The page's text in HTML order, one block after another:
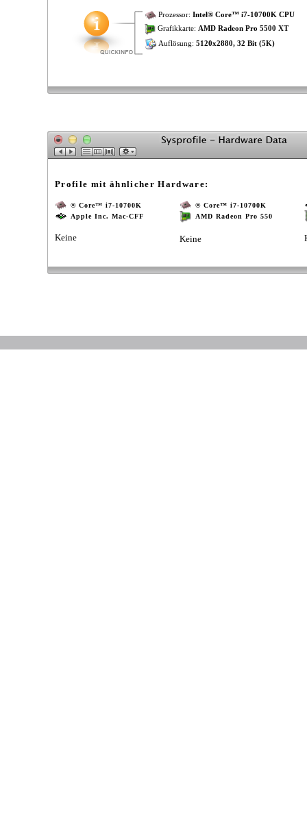
Prozessor: Intel® Core™ i7-10700K CPU
Grafikkarte: AMD Radeon Pro 5500 XT
Auflösung: 5120x2880, 32 Bit (5K)
Profile mit ähnlicher Hardware:
® Core™ i7-10700K
Apple Inc. Mac-CFF
Keine
® Core™ i7-10700K
AMD Radeon Pro 550
Keine